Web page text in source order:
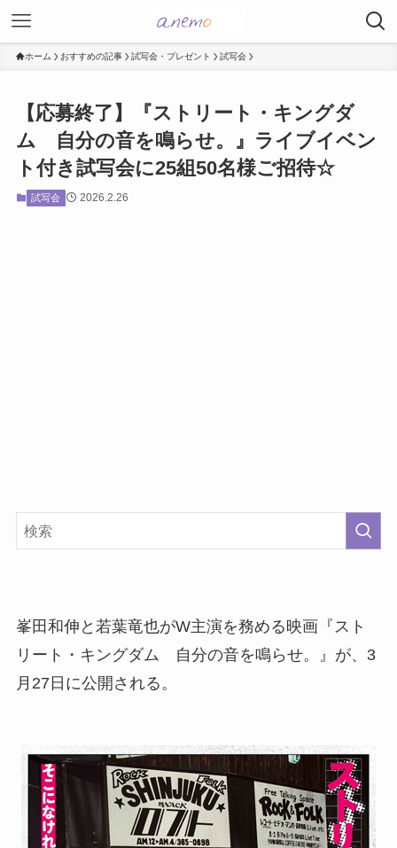
ホーム おすすめの記事 試写会・プレゼント 試写会
【応募終了】『ストリート・キングダ
ム 自分の音を鳴らせ。』ライブイベン
ト付き試写会に25組50名様ご招待☆
試写会 2026.2.26
峯田和伸と若葉竜也がW主演を務める映画『スト
リート・キングダム 自分の音を鳴らせ。』が、3
月27日に公開される。